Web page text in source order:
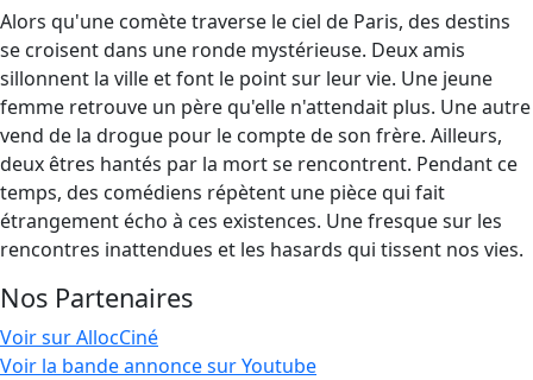
Alors qu'une comète traverse le ciel de Paris, des destins
se croisent dans une ronde mystérieuse. Deux amis
sillonnent la ville et font le point sur leur vie. Une jeune
femme retrouve un père qu'elle n'attendait plus. Une autre
vend de la drogue pour le compte de son frère. Ailleurs,
deux êtres hantés par la mort se rencontrent. Pendant ce
temps, des comédiens répètent une pièce qui fait
étrangement écho à ces existences. Une fresque sur les
rencontres inattendues et les hasards qui tissent nos vies.
Nos Partenaires
Voir sur AllocCiné
Voir la bande annonce sur Youtube